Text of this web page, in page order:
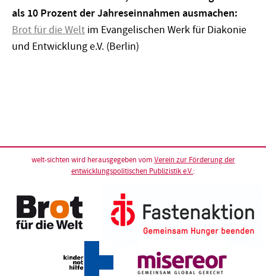
als 10 Prozent der Jahreseinnahmen ausmachen:
Brot für die Welt im Evangelischen Werk für Diakonie
und Entwicklung e.V. (Berlin)
welt-sichten wird herausgegeben vom Verein zur Förderung der
entwicklungspolitischen Publizistik e.V.: